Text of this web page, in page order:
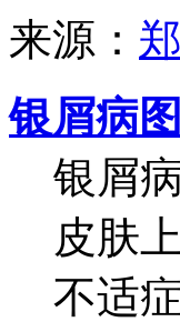
来源：
银屑病
银屑
皮肤
不适